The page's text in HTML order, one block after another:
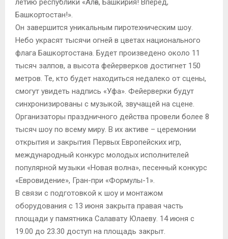
летию республики «Алға, Башкирия! Вперёд,
Башкортостан!».
Он завершится уникальным пиротехническим шоу.
Небо украсят тысячи огней в цветах национального
флага Башкортостана. Будет произведено около 11
тысяч залпов, а высота фейерверков достигнет 150
метров. Те, кто будет находиться недалеко от сцены,
смогут увидеть надпись «Уфа». Фейерверки будут
синхронизированы с музыкой, звучащей на сцене.
Организаторы праздничного действа провели более 8
тысяч шоу по всему миру. В их активе – церемонии
открытия и закрытия Первых Европейских игр,
международный конкурс молодых исполнителей
популярной музыки «Новая волна», песенный конкурс
«Евровидение», Гран-при «Формулы-1».
В связи с подготовкой к шоу и монтажом
оборудования с 13 июня закрыта правая часть
площади у памятника Салавату Юлаеву. 14 июня с
19.00 до 23.30 доступ на площадь закрыт.